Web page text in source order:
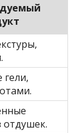
отдушек.